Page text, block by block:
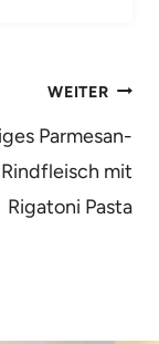
WEITER
Parmesan-
Rindfleisch mit
Rigatoni Pasta